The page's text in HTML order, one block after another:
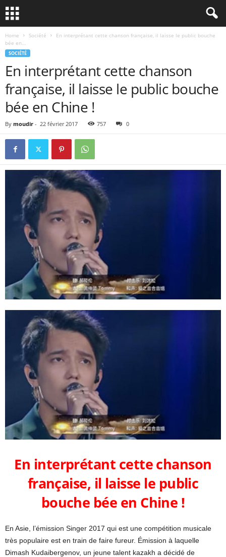
Home Société
En interprétant cette chanson française, il laisse le public bouche
bée en...
SOCIÉTÉ
En interprétant cette chanson
française, il laisse le public bouche
bée en Chine !
By moudir - 22 février 2017 757 0
En interprétant cette chanson
française, il laisse le public
bouche bée en Chine !
En Asie, l’émission Singer 2017 qui est une compétition musicale
très populaire est en train de faire fureur. Émission à laquelle
Dimash Kudaibergenov, un jeune talent kazakh a décidé de